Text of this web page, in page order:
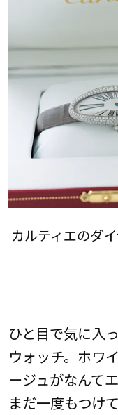
カルティエのダ
ひと目で気に入
ウォッチ。ホワ
ージュがなんて
まだ一度もつけ